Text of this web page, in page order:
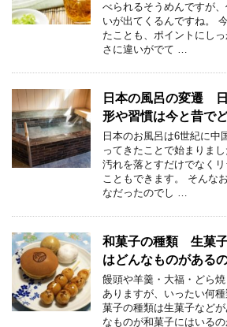
べられるそうめんですが
いが出てくるんですね。
たことも、ポイントにし
さに違いがでて …
日本の風呂の変遷
形や習慣は今と昔で
日本のお風呂は6世紀に中
ってきたことで始まりま
汚れを落とすだけでなく
こともできます。 そんな
なだったのでし …
和菓子の種類 生菓
はどんなものがある
饅頭や羊羹・大福・どら
ありますが、いったい何
菓子の種類は生菓子など
なものが和菓子にはいる